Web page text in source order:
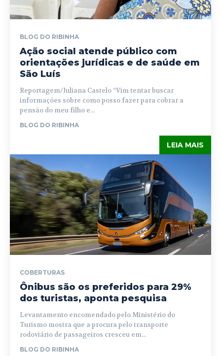
BLOG DO RIBINHA
Ação social atende público com
orientações jurídicas e de saúde em
São Luís
Reportagem/Juliana Castelo “Vim tentar buscar
informações sobre como posso fazer para cobrar a
pensão do meu filho e...
BLOG DO RIBINHA
LEIA MAIS
COBERTURAS
Ônibus são os preferidos para 29%
dos turistas, aponta pesquisa
Levantamento encomendado pelo Ministério do
Turismo mostra que a procura pelo transporte
rodoviário de passageiros cresceu em...
BLOG DO RIBINHA